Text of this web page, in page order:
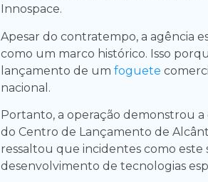
Innospace.
Apesar do contratempo, a agência
como um marco histórico. Isso
lançamento de um foguete
nacional.
Portanto, a operação demonstrou a
do Centro de Lançamento de
ressaltou que incidentes como este
desenvolvimento de tecnologias